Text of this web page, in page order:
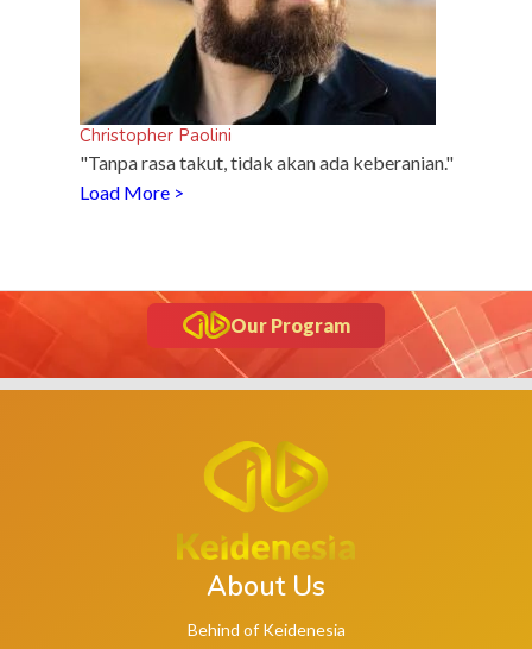
Christopher Paolini
"Tanpa rasa takut, tidak akan ada keberanian."
Load More >
Our Program
About Us
Behind of Keidenesia